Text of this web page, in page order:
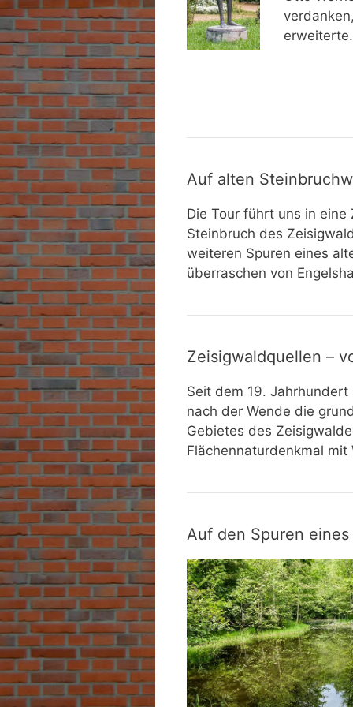
erweiterte.
Auf alten
Die Tour führt uns in
Steinbruch des
weiteren Spuren eines
überraschen von
Zeisigwaldquellen –
Seit dem 19.
nach der Wende die
Gebietes des
Flächennaturdenkmal
Auf den Spuren